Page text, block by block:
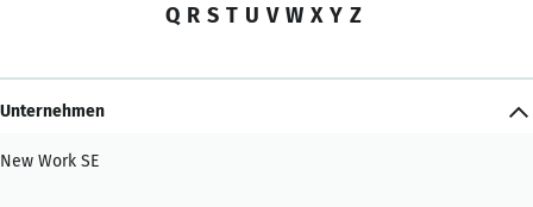
Q R S T U V W X Y Z
Unternehmen
New Work SE